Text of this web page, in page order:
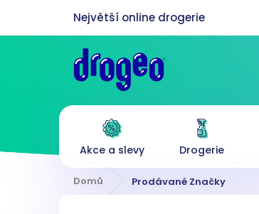
obsah
Akce a slevy Drogerie
Domů Prodávané Značky